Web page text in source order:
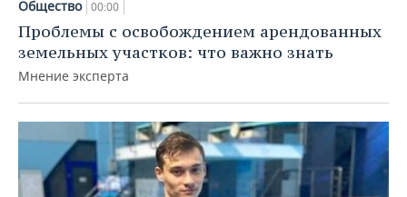
Общество 00:00
Проблемы с освобождением арендованных
земельных участков: что важно знать
Мнение эксперта